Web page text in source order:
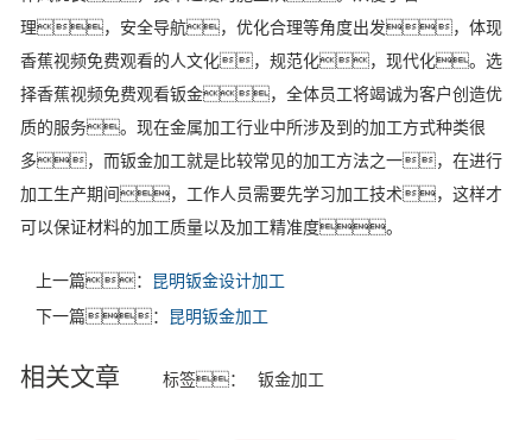
理，安全导航，优化合理等角度出发，体现
香蕉视频免费观看的人文化，规范化，现代化。选
择香蕉视频免费观看钣金，全体员工将竭诚为客户创造优
质的服务。现在金属加工行业中所涉及到的加工方式种类很
多，而钣金加工就是比较常见的加工方法之一，在进行
加工生产期间，工作人员需要先学习加工技术，这样才
可以保证材料的加工质量以及加工精准度。
上一篇：
昆明钣金设计加工
下一篇：
昆明钣金加工
相关文章 标签： 钣金加工